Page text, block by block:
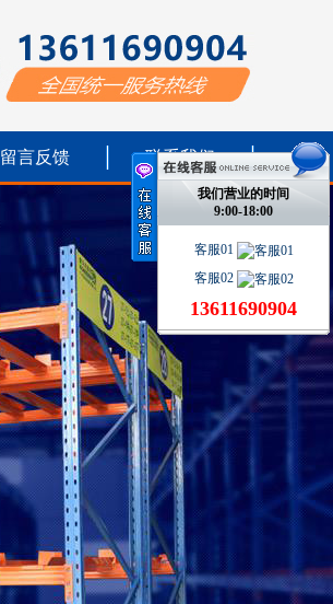
留言反馈 联系我们
我们营业的时间
9:00-18:00
客服01
客服02
13611690904